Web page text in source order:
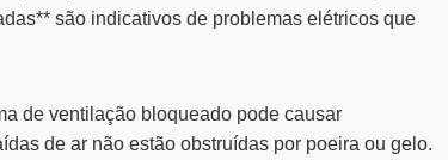
são indicativos de problemas elétricos que
de ventilação bloqueado pode causar
de ar não estão obstruídas por poeira ou gelo.